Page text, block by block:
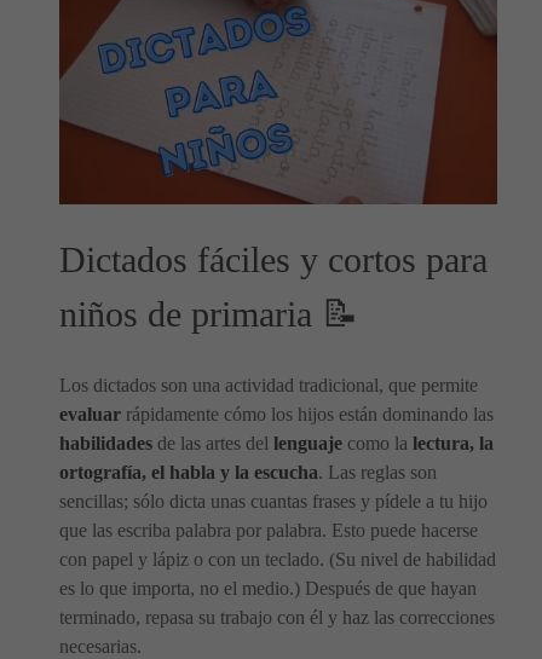
Dictados fáciles y cortos para
niños de primaria 📝
Los dictados son una actividad tradicional, que permite
evaluar rápidamente cómo los hijos están dominando las
habilidades de las artes del lenguaje como la lectura, la
ortografía, el habla y la escucha. Las reglas son
sencillas; sólo dicta unas cuantas frases y pídele a tu hijo
que las escriba palabra por palabra. Esto puede hacerse
con papel y lápiz o con un teclado. (Su nivel de habilidad
es lo que importa, no el medio.) Después de que hayan
terminado, repasa su trabajo con él y haz las correcciones
necesarias.